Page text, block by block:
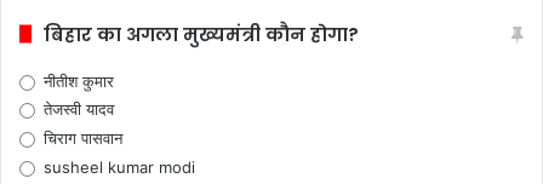
बिहार का अगला मुख्यमंत्री कौन होगा?
नीतीश कुमार
तेजस्वी यादव
चिराग पासवान
susheel kumar modi